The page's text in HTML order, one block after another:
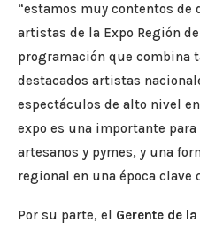
“estamos muy contentos de
artistas de la Expo Región
programación que combina
destacados artistas
espectáculos de alto nivel
expo es una importante
artesanos y pymes, y una
regional en una época clave
Por su parte, el Gerente de